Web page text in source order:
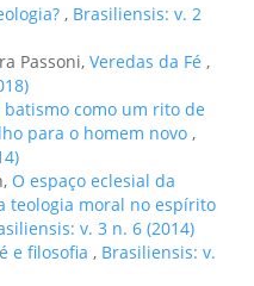
, Brasiliensis: v. 2
Passoni, Veredas da Fé ,
batismo como um rito de
para o homem novo ,
O espaço eclesial da
teologia moral no espírito
v. 3 n. 6 (2014)
e filosofia , Brasiliensis: v.